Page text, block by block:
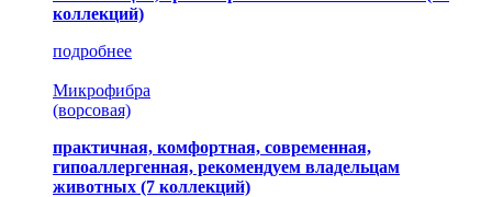
коллекций)
подробнее
Микрофибра
(ворсовая)
практичная, комфортная, современная,
гипоаллергенная, рекомендуем владельцам
животных (7 коллекций)